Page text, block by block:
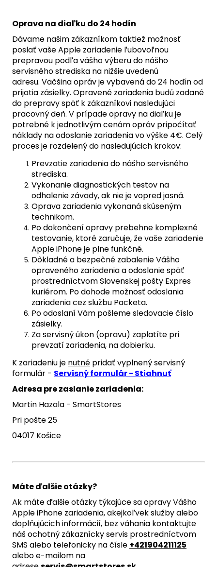
Oprava na diaľku do 24 hodín
Dávame našim zákazníkom taktiež možnosť
poslať vaše Apple zariadenie ľubovoľnou
prepravou podľa vášho výberu do nášho
servisného strediska na nižšie uvedenú
adresu. Väčšina opráv je vybavená do 24 hodín od
prijatia zásielky. Opravené zariadenia budú zadané
do prepravy späť k zákazníkovi nasledujúci
pracovný deň. V prípade opravy na diaľku je
potrebné k jednotlivým cenám opráv pripočítať
náklady na odoslanie zariadenia vo výške 4€. Celý
proces je rozdelený do nasledujúcich krokov:
Prevzatie zariadenia do nášho servisného
strediska.
Vykonanie diagnostických testov na
odhalenie závady, ak nie je vopred jasná.
Oprava zariadenia vykonaná skúseným
technikom.
Po dokončení opravy prebehne komplexné
testovanie, ktoré zaručuje, že vaše zariadenie
Apple iPhone je plne funkčné.
Dôkladné a bezpečné zabalenie Vášho
opraveného zariadenia a odoslanie späť
prostredníctvom Slovenskej pošty Expres
kuriérom. Po dohode možnosť odoslania
zariadenia cez službu Packeta.
Po odoslaní Vám pošleme sledovacie číslo
zásielky.
Za servisný úkon (opravu) zaplatíte pri
prevzatí zariadenia, na dobierku.
K zariadeniu je nutné pridať vyplnený servisný
formulár - Servisný formulár - Stiahnuť
Adresa pre zaslanie zariadenia:
Martin Hazala - SmartStores
Pri pošte 25
04017 Košice
Máte ďalšie otázky?
Ak máte ďalšie otázky týkajúce sa opravy Vášho
Apple iPhone zariadenia, akejkoľvek služby alebo
doplňujúcich informácií, bez váhania kontaktujte
náš ochotný zákaznícky servis prostredníctvom
SMS alebo telefonicky na čísle +421904211125
alebo e-mailom na